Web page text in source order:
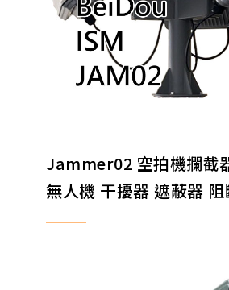
Jammer02 空拍機攔截
無人機 干擾器 遮蔽器
EXPORT ONLY